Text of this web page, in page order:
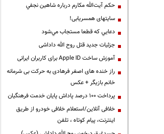
حكم آيت‌الله مكارم درباره شاهين نجفي
سایتهای همسریابی!
دعايي كه قطعا مستجاب مي‌شود
جزئیات جدید قتل روح الله داداشی
آموزش ساخت Apple ID برای کاربران ایرانی
راز خنده های اصغر فرهادی به حرکت بی شرمانه
خانم بازیگر + عکس
پرداخت ۱۰۰ درصد پاداش پایان خدمت فرهنگیان
خلافی آنلاین/استعلام خلافی خودرو از طریق
اینترنت، پیام کوتاه ، تلفن